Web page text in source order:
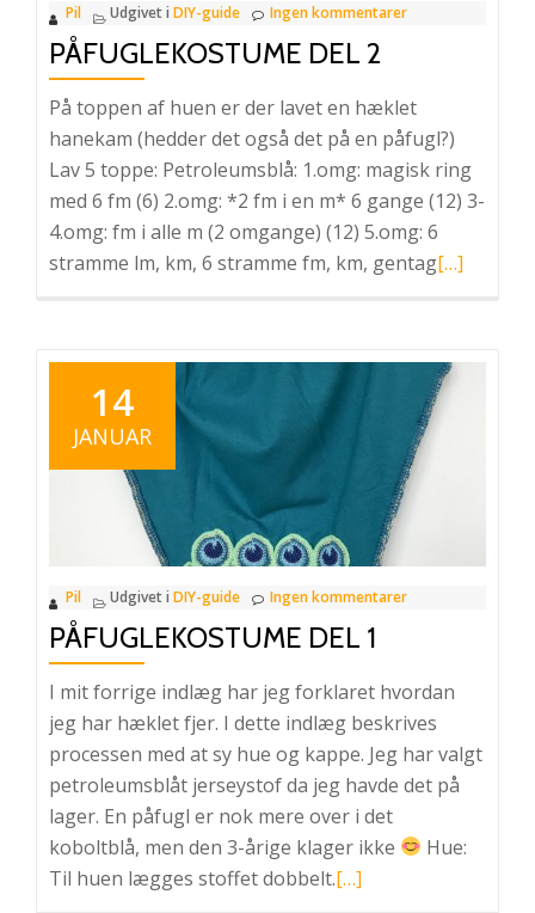
Pil Udgivet i DIY-guide Ingen kommentarer
PÅFUGLEKOSTUME DEL 2
På toppen af huen er der lavet en hæklet
hanekam (hedder det også det på en påfugl?)
Lav 5 toppe: Petroleumsblå: 1.omg: magisk ring
med 6 fm (6) 2.omg: *2 fm i en m* 6 gange (12) 3-
4.omg: fm i alle m (2 omgange) (12) 5.omg: 6
stramme lm, km, 6 stramme fm, km, gentagLæs
2
[…]
14
JANUAR
Pil Udgivet i DIY-guide Ingen kommentarer
PÅFUGLEKOSTUME DEL 1
I mit forrige indlæg har jeg forklaret hvordan
jeg har hæklet fjer. I dette indlæg beskrives
processen med at sy hue og kappe. Jeg har valgt
petroleumsblåt jerseystof da jeg havde det på
lager. En påfugl er nok mere over i det
koboltblå, men den 3-årige klager ikke
Hue:
Til huen lægges stoffet dobbelt.Læs
[…]